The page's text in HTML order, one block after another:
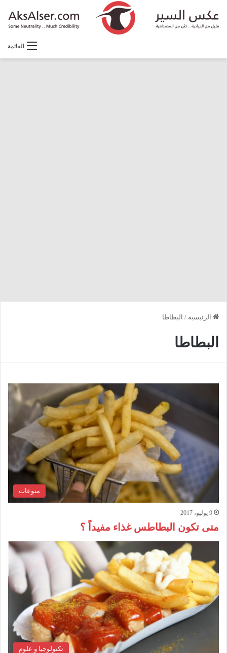
القائمة
الرئيسية / البطاطا
البطاطا
منوعات
9 يوليو، 2017
متى تكون البطاطس غذاء مفيداً ؟
تكنولوجيا و علوم